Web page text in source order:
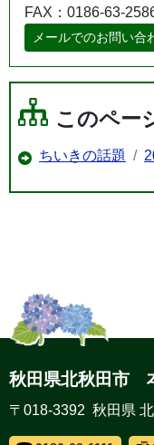
FAX：0186-63-
メールでのお問い合
このペー
ちいきの話題
秋田県北秋田市
〒018-3392 秋田県